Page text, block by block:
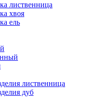
лиственница
хвоя
ель
лиственница
дуб